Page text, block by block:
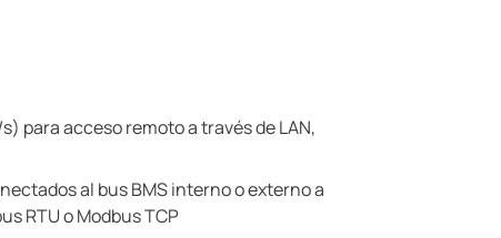
para acceso remoto a través de LAN,
al bus BMS interno o externo a
RTU o Modbus TCP